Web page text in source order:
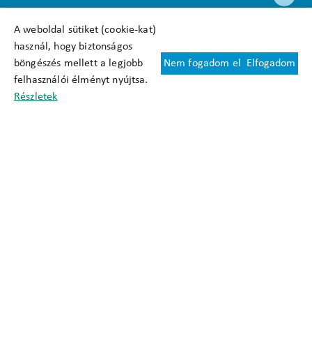
A weboldal sütiket (cookie-kat)
használ, hogy biztonságos
böngészés mellett a legjobb
felhasználói élményt nyújtsa.
Részletek
Nem fogadom el Elfogadom
Felhasználási feltételek